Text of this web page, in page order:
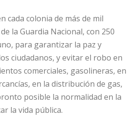
cada colonia de más de mil
la Guardia Nacional, con 250
para garantizar la paz y
ciudadanos, y evitar el robo en
comerciales, gasolineras, en
en la distribución de gas,
posible la normalidad en la
la vida pública.